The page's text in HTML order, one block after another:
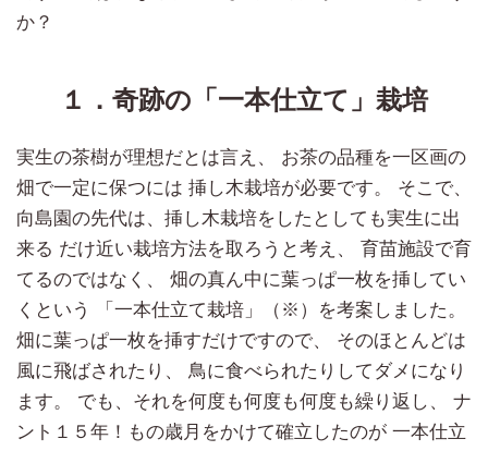
か？
１．奇跡の「一本仕立て」栽培
実生の茶樹が理想だとは言え、 お茶の品種を一区画の
畑で一定に保つには 挿し木栽培が必要です。 そこで、
向島園の先代は、挿し木栽培をしたとしても実生に出
来る だけ近い栽培方法を取ろうと考え、 育苗施設で育
てるのではなく、 畑の真ん中に葉っぱ一枚を挿してい
くという 「一本仕立て栽培」（※）を考案しました。
畑に葉っぱ一枚を挿すだけですので、 そのほとんどは
風に飛ばされたり、 鳥に食べられたりしてダメになり
ます。 でも、それを何度も何度も何度も繰り返し、 ナ
ント１５年！もの歳月をかけて確立したのが 一本仕立